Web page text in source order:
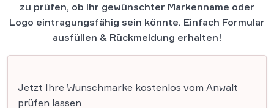
zu prüfen, ob Ihr gewünschter Markenname oder
Logo eintragungsfähig sein könnte. Einfach Formular
ausfüllen & Rückmeldung erhalten!
Jetzt Ihre Wunschmarke kostenlos vom Anwalt
prüfen lassen